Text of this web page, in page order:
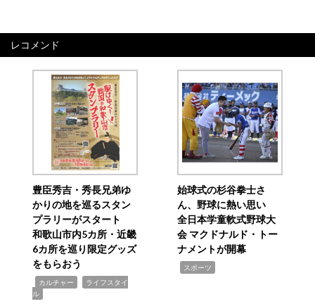
レコメンド
豊臣秀吉・秀長兄弟ゆ
かりの地を巡るスタン
プラリーがスタート
和歌山市内5カ所・近畿
6カ所を巡り限定グッズ
をもらおう
カルチャー
ライフスタイ
ル
始球式の杉谷拳士さ
ん、野球に熱い思い
全日本学童軟式野球大
会 マクドナルド・トー
ナメントが開幕
スポーツ